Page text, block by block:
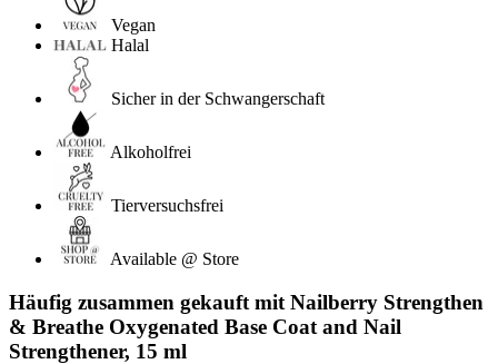
Vegan
Halal
Sicher in der Schwangerschaft
Alkoholfrei
Tierversuchsfrei
Available @ Store
Häufig zusammen gekauft mit Nailberry Strengthen
& Breathe Oxygenated Base Coat and Nail
Strengthener, 15 ml